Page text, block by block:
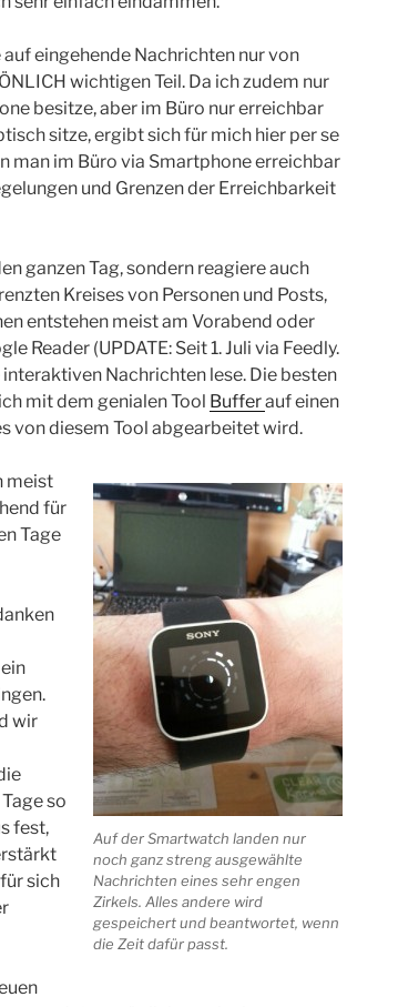
eingehende Nachrichten nur von
wichtigen Teil. Da ich zudem nur
besitze, aber im Büro nur erreichbar
sitze, ergibt sich für mich hier per se
man im Büro via Smartphone erreichbar
und Grenzen der Erreichbarkeit
ganzen Tag, sondern reagiere auch
Kreises von Personen und Posts,
entstehen meist am Vorabend oder
Reader (UPDATE: Seit 1. Juli via Feedly.
Nachrichten lese. Die besten
mit dem genialen Tool Bufferauf einen
von diesem Tool abgearbeitet wird.
Auf der Smartwatch landen nur
noch ganz streng ausgewählte
Nachrichten eines sehr engen
Zirkels. Alles andere wird
gespeichert und beantwortet, wenn
die Zeit dafür passt.
meist
für
Tage
wir
so
fest,
sich